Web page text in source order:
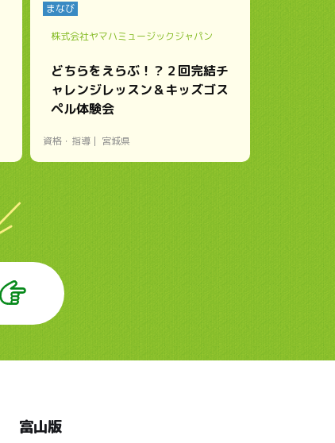
まなび
株式会社ヤマハミュージックジャパン
どちらをえらぶ！？２回完結チ
ャレンジレッスン＆キッズゴス
ペル体験会
資格・指導 宮城県
富山版